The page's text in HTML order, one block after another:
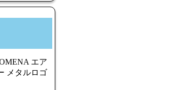
エア
メタルロゴ